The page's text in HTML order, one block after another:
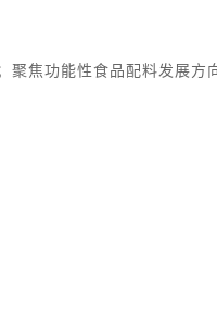
焦功能性食品配料发展方